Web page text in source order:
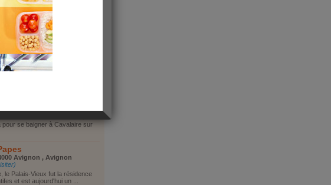
se baigner
pour se baigner à Cavalaire sur
Avignon , Avignon
le Palais-Vieux fut la résidence
et est aujourd'hui un ...